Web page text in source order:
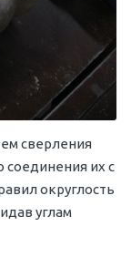
сверления
их с
округлость
углам